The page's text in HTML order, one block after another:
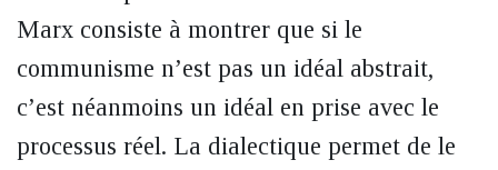
Marx consiste à montrer que si le
communisme n’est pas un idéal abstrait,
c’est néanmoins un idéal en prise avec le
processus réel. La dialectique permet de le